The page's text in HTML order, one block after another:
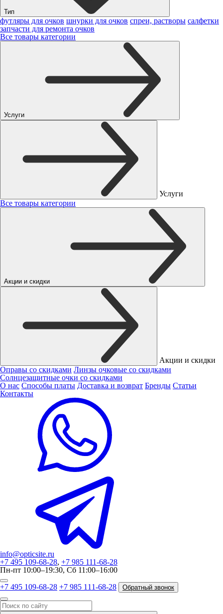
Тип
футляры для очков шнурки для очков спреи, растворы салфетки
запчасти для ремонта очков
Все товары категории
Услуги
Услуги
Все товары категории
Акции и скидки
Акции и скидки
Оправы со скидками Линзы очковые со скидками
Солнцезащитные очки со скидками
О нас Способы платы Доставка и возврат Бренды Статьи
Контакты
info@opticsite.ru
+7 495 109-68-28, +7 985 111-68-28
Пн-пт 10:00–19:30, Сб 11:00–16:00
+7 495 109-68-28 +7 985 111-68-28 Обратный звонок